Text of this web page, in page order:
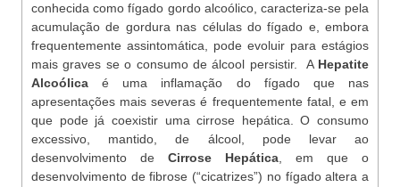
conhecida como fígado gordo alcoólico, caracteriza-se pela
acumulação de gordura nas células do fígado e, embora
frequentemente assintomática, pode evoluir para estágios
mais graves se o consumo de álcool persistir. A Hepatite
Alcoólica é uma inflamação do fígado que nas
apresentações mais severas é frequentemente fatal, e em
que pode já coexistir uma cirrose hepática. O consumo
excessivo, mantido, de álcool, pode levar ao
desenvolvimento de Cirrose Hepática , em que o
desenvolvimento de fibrose (“cicatrizes”) no fígado altera a